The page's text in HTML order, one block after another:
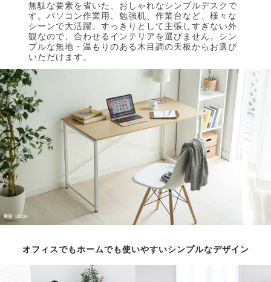
無駄な要素を省いた、おしゃれなシンプルデスクで
す。パソコン作業用、勉強机、作業台など、様々な
シーンで大活躍。すっきりとして主張しすぎない外
観なので、合わせるインテリアを選びません。シン
プルな無地・温もりのある木目調の天板からお選び
いただけます。
オフィスでもホームでも使いやすいシンプルなデザイン